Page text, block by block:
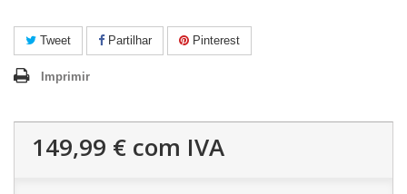
Tweet Partilhar Pinterest
Imprimir
149,99 € com IVA